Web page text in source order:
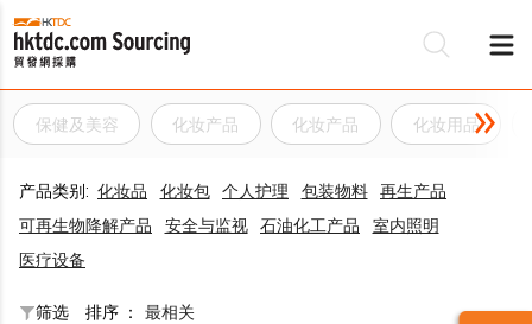
保健及美容 化妆产品 化妆产品 化妆用品
产品类别: 化妆品 化妆包 个人护理 包装物料
再生产品
可再生物降解产品
安全与监视 石油化工产品
室内照明
医疗设备
筛选 排序 ： 最相关